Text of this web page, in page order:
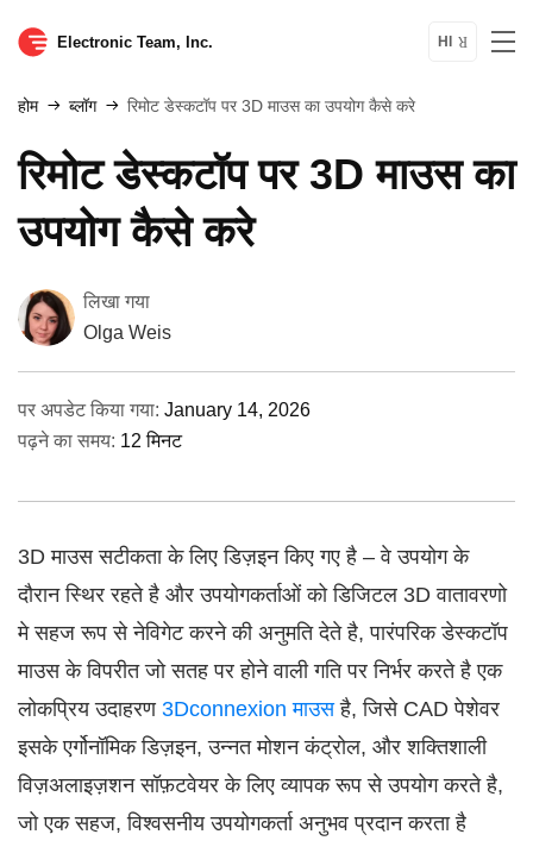
Electronic Team, Inc. HI
होम ब्लॉग रिमोट डेस्कटॉप पर 3D माउस का उपयोग कैसे करे
रिमोट डेस्कटॉप पर 3D माउस का
उपयोग कैसे करे
लिखा गया
Olga Weis
पर अपडेट किया गया: January 14, 2026
पढ़ने का समय: 12 मिनट
3D माउस सटीकता के लिए डिज़इन किए गए है – वे उपयोग के
दौरान स्थिर रहते है और उपयोगकर्ताओं को डिजिटल 3D वातावरणो
मे सहज रूप से नेविगेट करने की अनुमति देते है, पारंपरिक डेस्कटॉप
माउस के विपरीत जो सतह पर होने वाली गति पर निर्भर करते है एक
लोकप्रिय उदाहरण 3Dconnexion माउसहै, जिसे CAD पेशेवर
इसके एर्गोनॉमिक डिज़इन, उन्नत मोशन कंट्रोल, और शक्तिशाली
विज़अलाइज़शन सॉफ़टवेयर के लिए व्यापक रूप से उपयोग करते है,
जो एक सहज, विश्वसनीय उपयोगकर्ता अनुभव प्रदान करता है